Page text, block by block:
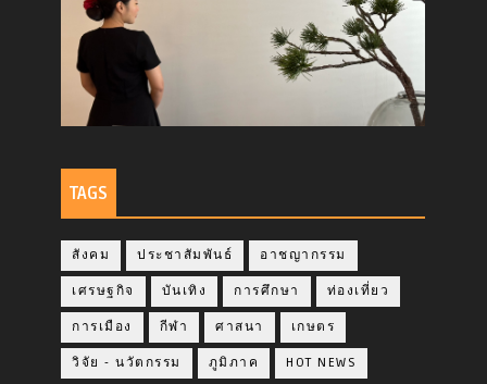
TAGS
สังคม ประชาสัมพันธ์ อาชญากรรม
เศรษฐกิจ บันเทิง การศึกษา ท่องเที่ยว
การเมือง กีฬา ศาสนา เกษตร
วิจัย - นวัตกรรม ภูมิภาค HOT NEWS